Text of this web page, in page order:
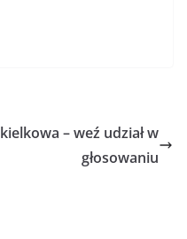
– weź udział w
głosowaniu